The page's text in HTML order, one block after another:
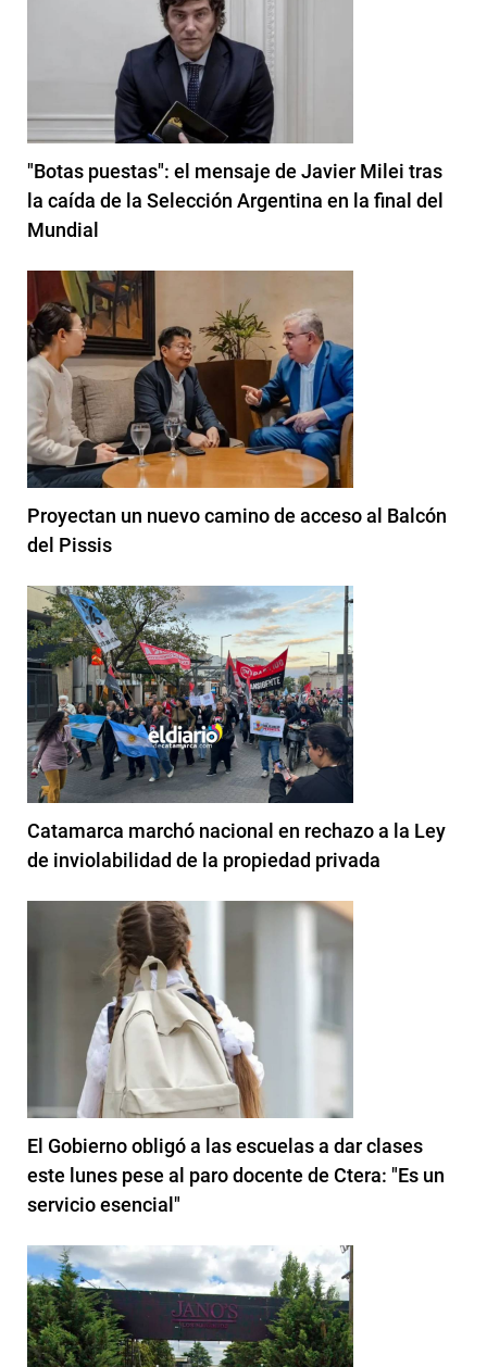
"Botas puestas": el mensaje de Javier Milei tras
la caída de la Selección Argentina en la final del
Mundial
Proyectan un nuevo camino de acceso al Balcón
del Pissis
Catamarca marchó nacional en rechazo a la Ley
de inviolabilidad de la propiedad privada
El Gobierno obligó a las escuelas a dar clases
este lunes pese al paro docente de Ctera: "Es un
servicio esencial"